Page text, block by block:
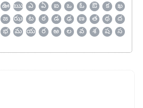
ఊ ఋ ఎ ఏ ఐ ఒ ఓ ఔ క
ఖ
జ ఝ ట ఠ డ ఢ ణ త థ
ద
భ మ య ర ఱ ల వ శ ష
స